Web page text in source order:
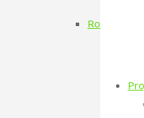
Rok 2018